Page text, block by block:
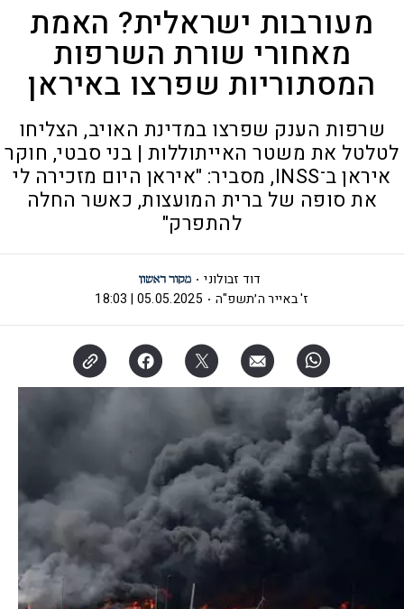
מעורבות ישראלית? האמת
מאחורי שורת השרפות
המסתוריות שפרצו באיראן
שרפות הענק שפרצו במדינת האויב, הצליחו
לטלטל את משטר האייתוללות | בני סבטי, חוקר
איראן ב־INSS, מסביר: "איראן היום מזכירה לי
את סופה של ברית המועצות, כאשר החלה
להתפרק"
דוד זבולוני
ז' באייר ה׳תשפ"ה
05.05.2025 | 18:03